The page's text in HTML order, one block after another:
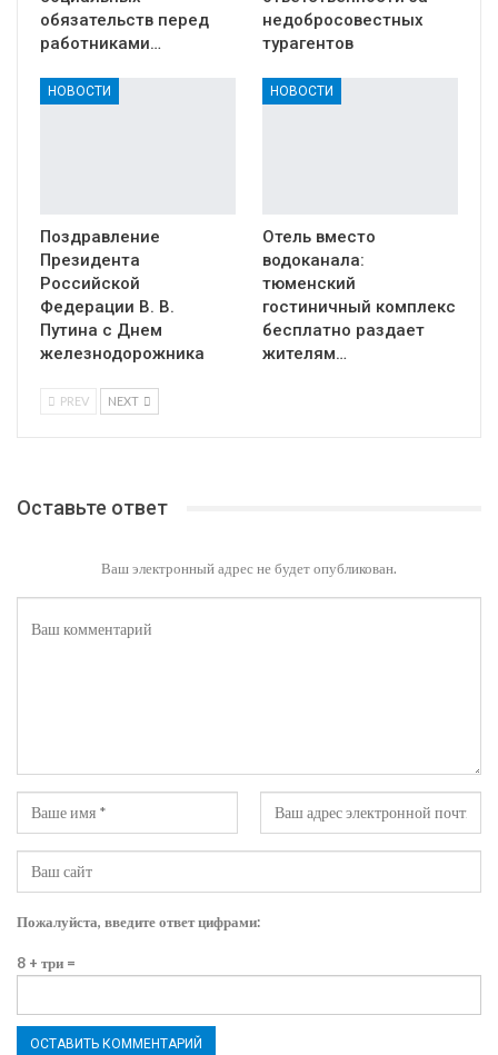
обязательств перед
работниками…
недобросовестных
турагентов
НОВОСТИ
Поздравление
Президента
Российской
Федерации В. В.
Путина с Днем
железнодорожника
НОВОСТИ
Отель вместо
водоканала:
тюменский
гостиничный комплекс
бесплатно раздает
жителям…
PREV NEXT
Оставьте ответ
Ваш электронный адрес не будет опубликован.
Пожалуйста, введите ответ цифрами:
8 + три =